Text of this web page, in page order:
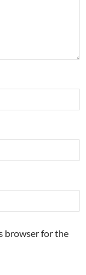
browser for the